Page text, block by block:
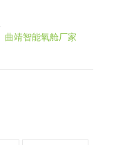
曲靖智能氧舱厂家